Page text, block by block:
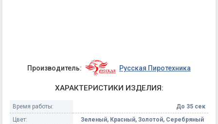
Производитель: Русская Пиротехника
ХАРАКТЕРИСТИКИ ИЗДЕЛИЯ:
Время работы:
До 35 сек
Цвет:
Зеленый, Красный, Золотой, Серебряный